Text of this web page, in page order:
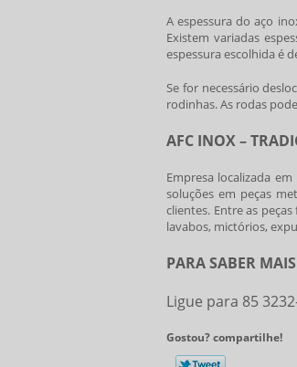
A espessura do aço
Existem variadas
espessura escolhida é
Se for necessário
rodinhas. As rodas
AFC INOX –
Empresa localizada
soluções em peças
clientes. Entre as
lavabos, mictórios,
PARA SABER
Ligue para 85
Gostou? compartilhe!